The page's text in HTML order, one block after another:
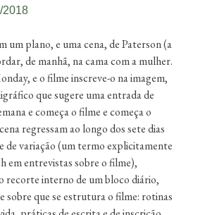
2018
um plano, e uma cena, de Paterson (a
de manhã, na cama com a mulher.
e o filme inscreve-o na imagem,
que sugere uma entrada de
e começa o filme e começa o
regressam ao longo dos sete dias
de variação (um termo explicitamente
em entrevistas sobre o filme),
recorte interno de um bloco diário,
sobre que se estrutura o filme: rotinas